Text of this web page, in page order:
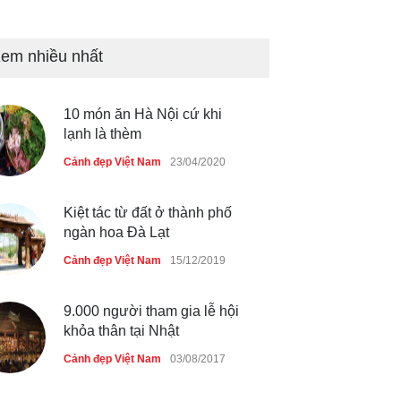
dã ở Sài Gòn
Nhiều hoạt động tôn vinh nhà
giáo tại Đầm Sen
Cảnh đẹp Việt Nam 25/04/2020
nhiều nhất
10 món ăn Hà Nội cứ khi
lạnh là thèm
Cảnh đẹp Việt Nam 23/04/2020
Kiệt tác từ đất ở thành phố
ngàn hoa Đà Lạt
Cảnh đẹp Việt Nam 15/12/2019
9.000 người tham gia lễ hội
khỏa thân tại Nhật
Cảnh đẹp Việt Nam 03/08/2017